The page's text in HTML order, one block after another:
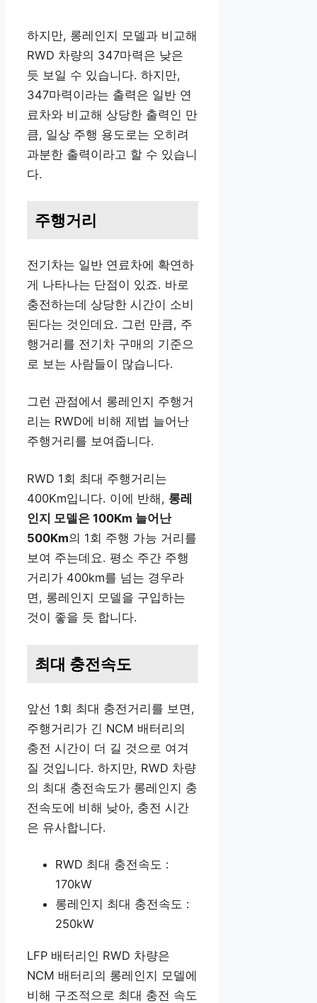
하지만, 롱레인지 모델과 비교해
RWD 차량의 347마력은 낮은
듯 보일 수 있습니다. 하지만,
347마력이라는 출력은 일반 연
료차와 비교해 상당한 출력인 만
큼, 일상 주행 용도로는 오히려
과분한 출력이라고 할 수 있습니
다.
주행거리
전기차는 일반 연료차에 확연하
게 나타나는 단점이 있죠. 바로
충전하는데 상당한 시간이 소비
된다는 것인데요. 그런 만큼, 주
행거리를 전기차 구매의 기준으
로 보는 사람들이 많습니다.
그런 관점에서 롱레인지 주행거
리는 RWD에 비해 제법 늘어난
주행거리를 보여줍니다.
RWD 1회 최대 주행거리는
400Km입니다. 이에 반해, 롱레
인지 모델은 100Km 늘어난
500Km의 1회 주행 가능 거리를
보여 주는데요. 평소 주간 주행
거리가 400km를 넘는 경우라
면, 롱레인지 모델을 구입하는
것이 좋을 듯 합니다.
최대 충전속도
앞선 1회 최대 충전거리를 보면,
주행거리가 긴 NCM 배터리의
충전 시간이 더 길 것으로 여겨
질 것입니다. 하지만, RWD 차량
의 최대 충전속도가 롱레인지 충
전속도에 비해 낮아, 충전 시간
은 유사합니다.
RWD 최대 충전속도 :
170kW
롱레인지 최대 충전속도 :
250kW
LFP 배터리인 RWD 차량은
NCM 배터리의 롱레인지 모델에
비해 구조적으로 최대 충전 속도